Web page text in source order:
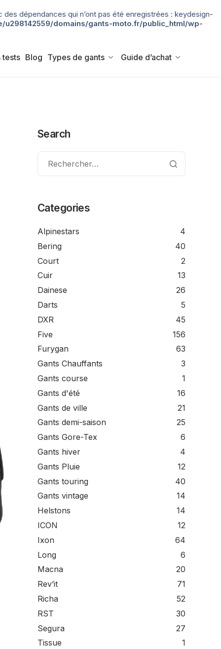
dépendances qui n’ont pas été enregistrées : keydesign-
u298142559/domains/gants-moto.fr/public_html/wp-
tests Blog Types de gants Guide d’achat
Search
Categories
Alpinestars
4
Bering
40
Court
2
Cuir
13
Dainese
26
Darts
5
DXR
45
Five
156
Furygan
63
Gants Chauffants
3
Gants course
1
Gants d'été
16
Gants de ville
21
Gants demi-saison
25
Gants Gore-Tex
6
Gants hiver
4
Gants Pluie
12
Gants touring
40
Gants vintage
14
Helstons
14
ICON
12
Ixon
64
Long
6
Macna
20
Rev’it
71
Richa
52
RST
30
Segura
27
Tissue
1